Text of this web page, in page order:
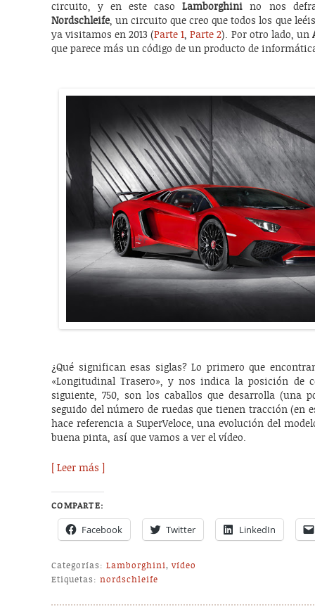
circuito, y en este casoLamborghini no nos
Nordschleife, un circuito que creo que todos los que
ya visitamos en 2013 (Parte 1,Parte 2). Por otro lado, un
que parece más un código de un producto de
¿Qué significan esas siglas? Lo primero que
«Longitudinal Trasero», y nos indica la posición de
siguiente, 750, son los caballos que desarrolla (una
seguido del número de ruedas que tienen tracción (en
hace referencia a SuperVeloce, una evolución del
buena pinta, así que vamos a ver el vídeo.
[ Leer más ]
COMPARTE:
Facebook Twitter LinkedIn
Categorías: Lamborghini,vídeo
Etiquetas: nordschleife